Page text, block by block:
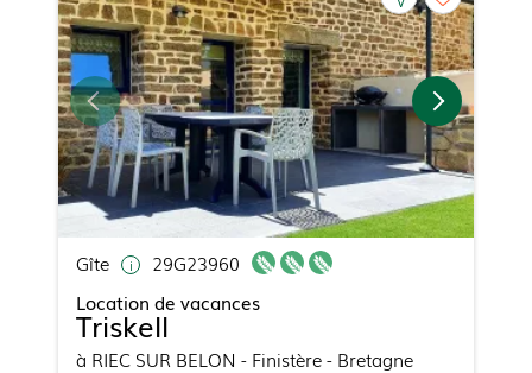
Gîte
29G23960
Location de vacances
Triskell
à RIEC SUR BELON - Finistère - Bretagne